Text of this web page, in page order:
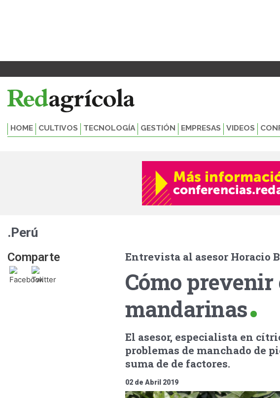
HOME CULTIVOS TECNOLOGÍA GESTIÓN EMPRESAS VIDEOS
.Perú
Comparte Entrevista al asesor Horacio
Cómo
mandarinas
El asesor, especialista en
problemas de manchado de
suma de de factores.
02 de Abril 2019